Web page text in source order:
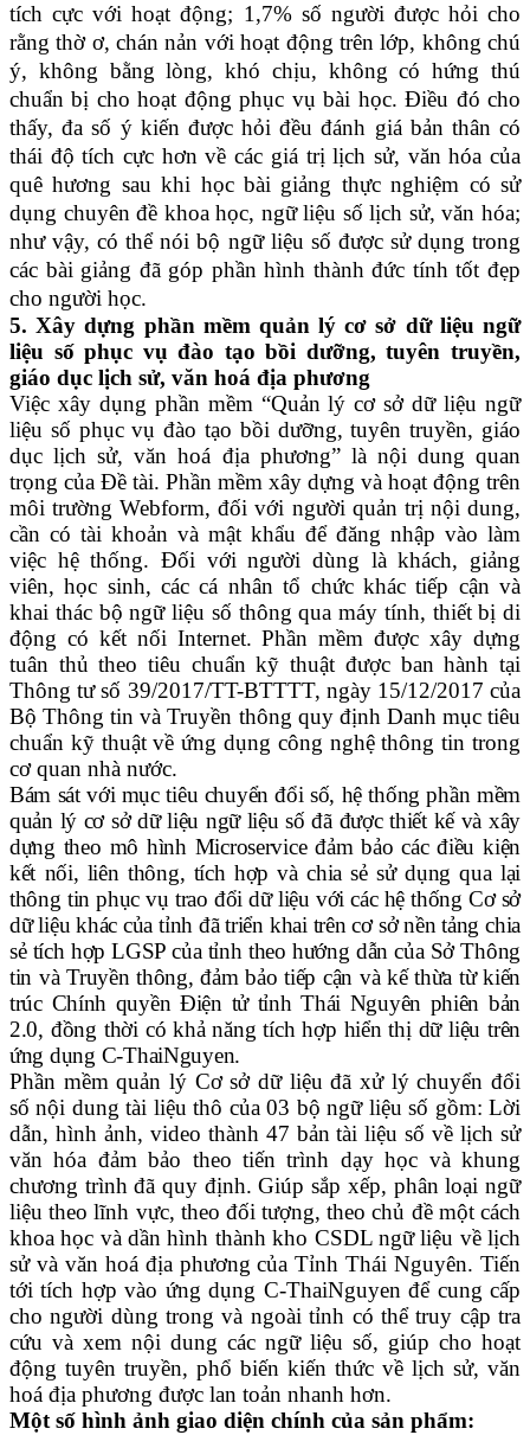
tích cực với hoạt động; 1,7% số người được hỏi cho
rằng thờ ơ, chán nản với hoạt động trên lớp, không chú
ý, không bằng lòng, khó chịu, không có hứng thú
chuẩn bị cho hoạt động phục vụ bài học. Điều đó cho
thấy, đa số ý kiến được hỏi đều đánh giá bản thân có
thái độ tích cực hơn về các giá trị lịch sử, văn hóa của
quê hương sau khi học bài giảng thực nghiệm có sử
dụng chuyên đề khoa học, ngữ liệu số lịch sử, văn hóa;
như vậy, có thể nói bộ ngữ liệu số được sử dụng trong
các bài giảng đã góp phần hình thành đức tính tốt đẹp
cho người học.
5. Xây dựng phần mềm quản lý cơ sở dữ liệu ngữ
liệu số phục vụ đào tạo bồi dưỡng, tuyên truyền,
giáo dục lịch sử, văn hoá địa phương
Việc xây dụng phần mềm “Quản lý cơ sở dữ liệu ngữ
liệu số phục vụ đào tạo bồi dưỡng, tuyên truyền, giáo
dục lịch sử, văn hoá địa phương” là nội dung quan
trọng của Đề tài. Phần mềm xây dựng và hoạt động trên
môi trường Webform, đối với người quản trị nội dung,
cần có tài khoản và mật khẩu để đăng nhập vào làm
việc hệ thống. Đối với người dùng là khách, giảng
viên, học sinh, các cá nhân tổ chức khác tiếp cận và
khai thác bộ ngữ liệu số thông qua máy tính, thiết bị di
động có kết nối Internet. Phần mềm được xây dựng
tuân thủ theo tiêu chuẩn kỹ thuật được ban hành tại
Thông tư số 39/2017/TT-BTTTT, ngày 15/12/2017 của
Bộ Thông tin và Truyền thông quy định Danh mục tiêu
chuẩn kỹ thuật về ứng dụng công nghệ thông tin trong
cơ quan nhà nước.
Bám sát với mục tiêu chuyển đổi số, hệ thống phần mềm
quản lý cơ sở dữ liệu ngữ liệu số đã được thiết kế và xây
dựng theo mô hình Microservice đảm bảo các điều kiện
kết nối, liên thông, tích hợp và chia sẻ sử dụng qua lại
thông tin phục vụ trao đổi dữ liệu với các hệ thống Cơ sở
dữ liệu khác của tỉnh đã triển khai trên cơ sở nền tảng chia
sẻ tích hợp LGSP của tỉnh theo hướng dẫn của Sở Thông
tin và Truyền thông, đảm bảo tiếp cận và kế thừa từ kiến
trúc Chính quyền Điện tử tỉnh Thái Nguyên phiên bản
2.0, đồng thời có khả năng tích hợp hiển thị dữ liệu trên
ứng dụng C-ThaiNguyen.
Phần mềm quản lý Cơ sở dữ liệu đã xử lý chuyển đổi
số nội dung tài liệu thô của 03 bộ ngữ liệu số gồm: Lời
dẫn, hình ảnh, video thành 47 bản tài liệu số về lịch sử
văn hóa đảm bảo theo tiến trình dạy học và khung
chương trình đã quy định. Giúp sắp xếp, phân loại ngữ
liệu theo lĩnh vực, theo đối tượng, theo chủ đề một cách
khoa học và dần hình thành kho CSDL ngữ liệu về lịch
sử và văn hoá địa phương của Tỉnh Thái Nguyên. Tiến
tới tích hợp vào ứng dụng C-ThaiNguyen để cung cấp
cho người dùng trong và ngoài tỉnh có thể truy cập tra
cứu và xem nội dung các ngữ liệu số, giúp cho hoạt
động tuyên truyền, phổ biến kiến thức về lịch sử, văn
hoá địa phương được lan toản nhanh hơn.
Một số hình ảnh giao diện chính của sản phẩm: